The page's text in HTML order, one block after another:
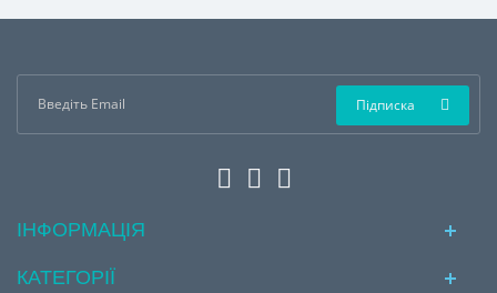
Підписка
ІНФОРМАЦІЯ
КАТЕГОРІЇ